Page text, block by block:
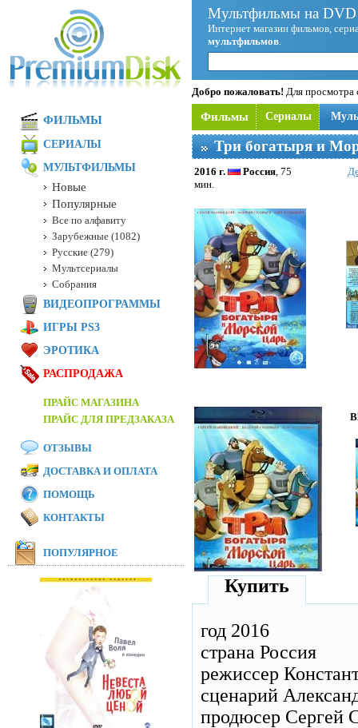
Мультфильмы на
Интернет магазин фильмов,
мультфильмов.
Добро пожаловать! Для просмотра
Фильмы Сериалы
Три богатыря и
2016 г. Россия, 75
мин.
Купить
год 2016
страна Россия
режиссер
сценарий
продюсер Сергей
ФИЛЬМЫ
СЕРИАЛЫ
МУЛЬТФИЛЬМЫ
Новые
Популярные
Все по алфавиту
Зарубежные (1082)
Русские (279)
Мультсериалы
Собрания
ВИДЕОПРОГРАММЫ
ИГРЫ PS3
ЭРОТИКА
РАСПРОДАЖА
ПРАЙС МАГАЗИНА
ПРАЙС ДЛЯ ПРЕДЗАКАЗА
ОТЗЫВЫ
ДОСТАВКА И ОПЛАТА
ПОМОЩЬ
КОНТАКТЫ
ПОПУЛЯРНОЕ